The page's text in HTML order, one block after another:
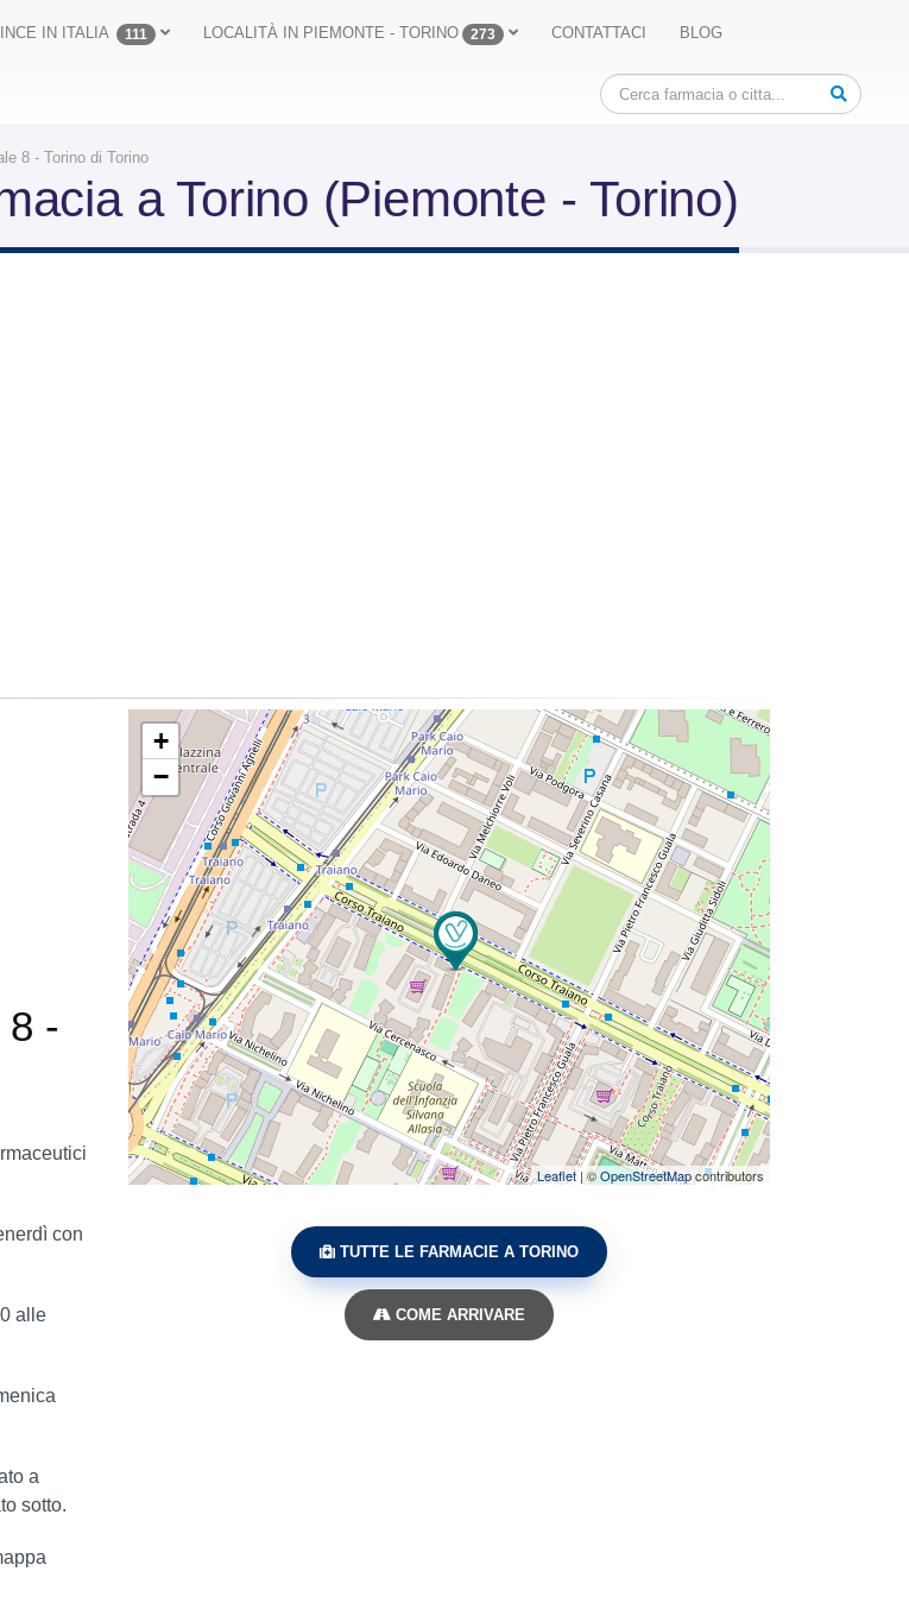
IN ITALIA 111 LOCALITÀ IN PIEMONTE - TORINO 273 CONTATTACI BLOG
8 - Torino di Torino
a Torino (Piemonte - Torino)
8 -
con
alle
a
sotto.
+
−
Leaflet| ©OpenStreetMapcontributors
TUTTE LE FARMACIE A TORINO
COME ARRIVARE